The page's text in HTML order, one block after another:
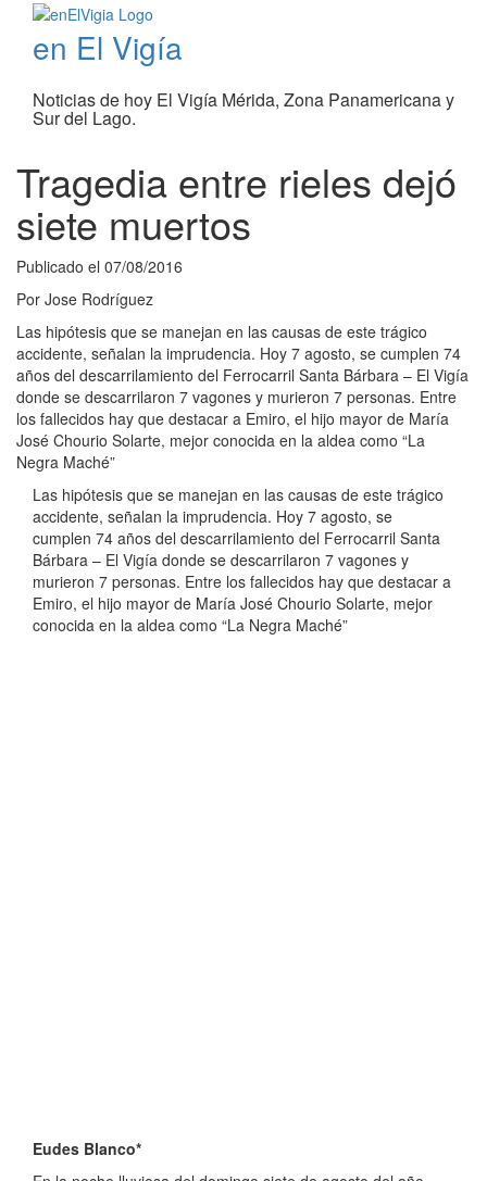
en El Vigía
Noticias de hoy El Vigía Mérida, Zona Panamericana y
Sur del Lago.
Tragedia entre rieles dejó
siete muertos
Publicado el 07/08/2016
Por Jose Rodríguez
Las hipótesis que se manejan en las causas de este trágico
accidente, señalan la imprudencia. Hoy 7 agosto, se cumplen 74
años del descarrilamiento del Ferrocarril Santa Bárbara – El Vigía
donde se descarrilaron 7 vagones y murieron 7 personas. Entre
los fallecidos hay que destacar a Emiro, el hijo mayor de María
José Chourio Solarte, mejor conocida en la aldea como “La
Negra Maché”
Las hipótesis que se manejan en las causas de este trágico
accidente, señalan la imprudencia. Hoy 7 agosto, se
cumplen 74 años del descarrilamiento del Ferrocarril Santa
Bárbara – El Vigía donde se descarrilaron 7 vagones y
murieron 7 personas. Entre los fallecidos hay que destacar a
Emiro, el hijo mayor de María José Chourio Solarte, mejor
conocida en la aldea como “La Negra Maché”
Eudes Blanco*